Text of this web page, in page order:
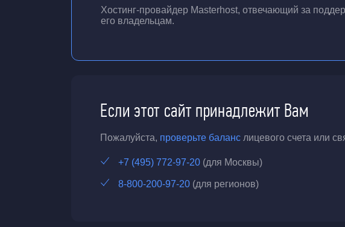
Хостинг-провайдер Masterhost, отвечающий за
его владельцам.
Если этот сайт принадлежит Вам
Пожалуйста, проверьте баланс лицевого счета или
+7 (495) 772-97-20 (для Москвы)
8-800-200-97-20 (для регионов)